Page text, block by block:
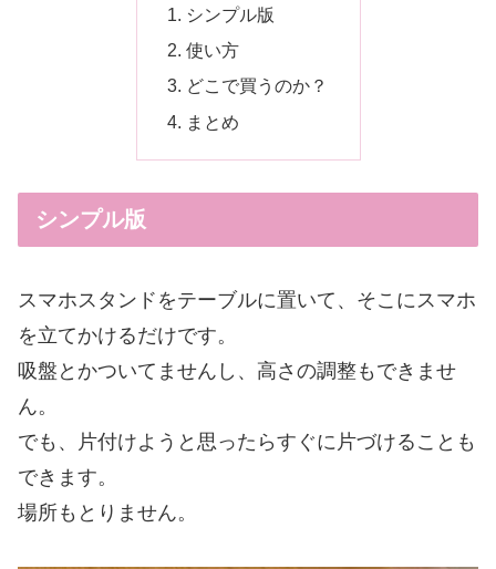
シンプル版
使い方
どこで買うのか？
まとめ
シンプル版
スマホスタンドをテーブルに置いて、そこにスマホ
を立てかけるだけです。
吸盤とかついてませんし、高さの調整もできませ
ん。
でも、片付けようと思ったらすぐに片づけることも
できます。
場所もとりません。